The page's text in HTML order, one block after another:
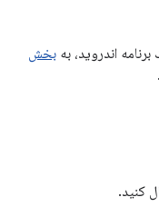
اندروید، به بخش
کنید.